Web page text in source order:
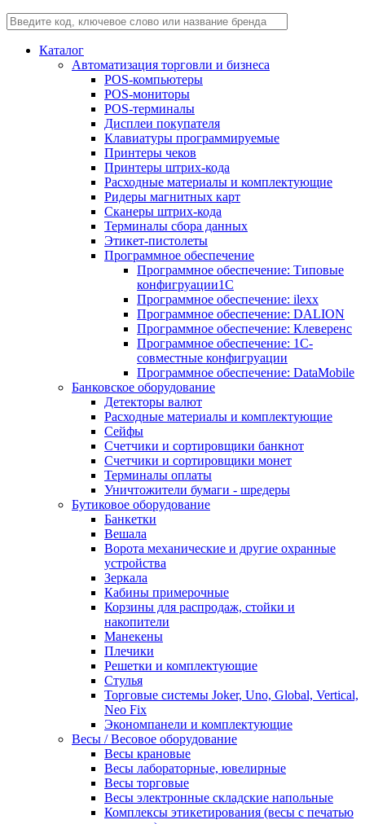
Каталог
Автоматизация торговли и бизнеса
POS-компьютеры
POS-мониторы
POS-терминалы
Дисплеи покупателя
Клавиатуры программируемые
Принтеры чеков
Принтеры штрих-кода
Расходные материалы и комплектующие
Ридеры магнитных карт
Сканеры штрих-кода
Терминалы сбора данных
Этикет-пистолеты
Программное обеспечение
Программное обеспечение: Типовые
конфигруации1С
Программное обеспечение: ilexx
Программное обеспечение: DALION
Программное обеспечение: Клеверенс
Программное обеспечение: 1С-
совместные конфигруации
Программное обеспечение: DataMobile
Банковское оборудование
Детекторы валют
Расходные материалы и комплектующие
Сейфы
Счетчики и сортировщики банкнот
Счетчики и сортировщики монет
Терминалы оплаты
Уничтожители бумаги - шредеры
Бутиковое оборудование
Банкетки
Вешала
Ворота механические и другие охранные
устройства
Зеркала
Кабины примерочные
Корзины для распродаж, стойки и
накопители
Манекены
Плечики
Решетки и комплектующие
Стулья
Торговые системы Joker, Uno, Global, Vertical,
Neo Fix
Экономпанели и комплектующие
Весы / Весовое оборудование
Весы крановые
Весы лабораторные, ювелирные
Весы торговые
Весы электронные складские напольные
Комплексы этикетирования (весы с печатью